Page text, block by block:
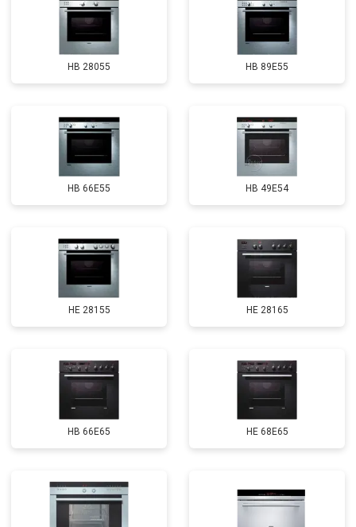
HB 28055 HB 89E55
HB 66E55 HB 49E54
HE 28155 HE 28165
HB 66E65 HE 68E65